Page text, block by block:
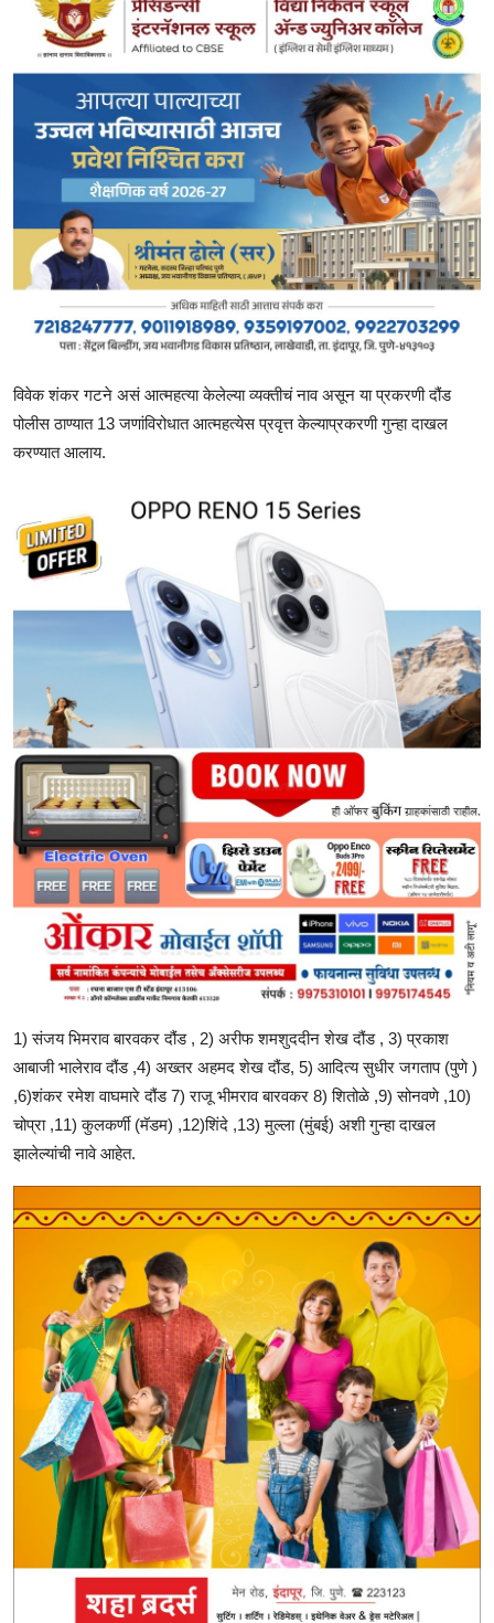
विवेक शंकर गटने असं आत्महत्या केलेल्या व्यक्तीचं नाव असून या प्रकरणी दौंड
पोलीस ठाण्यात 13 जणांविरोधात आत्महत्येस प्रवृत्त केल्याप्रकरणी गुन्हा दाखल
करण्यात आलाय.
1) संजय भिमराव बारवकर दौंड , 2) अरीफ शमशुददीन शेख दौंड , 3) प्रकाश
आबाजी भालेराव दौंड ,4) अख्तर अहमद शेख दौंड, 5) आदित्य सुधीर जगताप (पुणे )
,6)शंकर रमेश वाघमारे दौंड 7) राजू भीमराव बारवकर 8) शितोळे ,9) सोनवणे ,10)
चोप्रा ,11) कुलकर्णी (मॅडम) ,12)शिंदे ,13) मुल्ला (मुंबई) अशी गुन्हा दाखल
झालेल्यांची नावे आहेत.